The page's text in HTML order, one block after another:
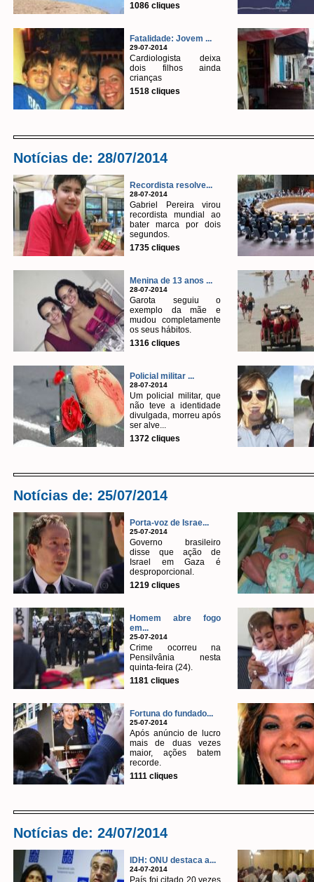
1086 cliques
Fatalidade: Jovem ...
29-07-2014
Cardiologista deixa
dois filhos ainda
crianças
1518 cliques
Notícias de: 28/07/2014
Recordista resolve...
28-07-2014
Gabriel Pereira virou
recordista mundial ao
bater marca por dois
segundos.
1735 cliques
Menina de 13 anos ...
28-07-2014
Garota seguiu o
exemplo da mãe e
mudou completamente
os seus hábitos.
1316 cliques
Policial militar ...
28-07-2014
Um policial militar, que
não teve a identidade
divulgada, morreu após
ser alve...
1372 cliques
Notícias de: 25/07/2014
Porta-voz de Israe...
25-07-2014
Governo brasileiro
disse que ação de
Israel em Gaza é
desproporcional.
1219 cliques
Homem abre fogo
em...
25-07-2014
Crime ocorreu na
Pensilvânia nesta
quinta-feira (24).
1181 cliques
Fortuna do fundado...
25-07-2014
Após anúncio de lucro
mais de duas vezes
maior, ações batem
recorde.
1111 cliques
Notícias de: 24/07/2014
IDH: ONU destaca a...
24-07-2014
País foi citado 20 vezes